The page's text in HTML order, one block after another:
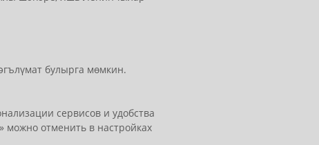
булырга мөмкин.
сервисов и удобства
можно отменить в настройках